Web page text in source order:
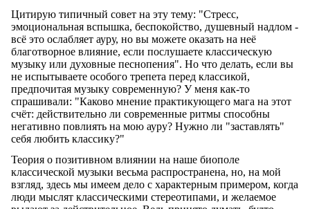
Цитирую типичный совет на эту тему: "Стресс,
эмоциональная вспышка, беспокойство, душевный надлом -
всё это ослабляет ауру, но вы можете оказать на неё
благотворное влияние, если послушаете классическую
музыку или духовные песнопения". Но что делать, если вы
не испытываете особого трепета перед классикой,
предпочитая музыку современную? У меня как-то
спрашивали: "Каково мнение практикующего мага на этот
счёт: действительно ли современные ритмы способны
негативно повлиять на мою ауру? Нужно ли "заставлять"
себя любить классику?"
Теория о позитивном влиянии на наше биополе
классической музыки весьма распространена, но, на мой
взгляд, здесь мы имеем дело с характерным примером, когда
люди мыслят классическими стереотипами, и желаемое